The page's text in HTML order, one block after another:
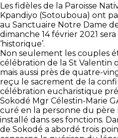
Les fidèles de la Paroisse
Kpandiyo (Sotouboua) ont
au Sanctuaire Notre Dame
dimanche 14 février 2021
‘historique’.
Non seulement les couples
célébration de la St Valentin
mais aussi près de quatre-
reçu le sacrement de la
célébration eucharistique
Sokodé Mgr Célestin-Marie
curé en la personne du père
installé dans ses fonctions.
de Sokodé a abordé trois